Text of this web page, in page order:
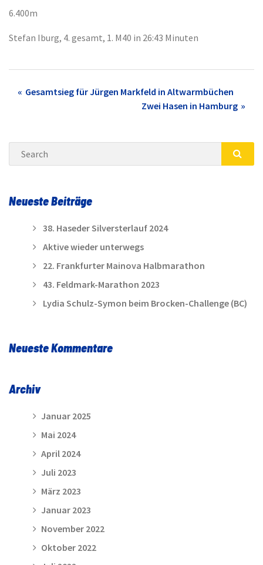
6.400m
Stefan Iburg, 4. gesamt, 1. M40 in 26:43 Minuten
Post
Gesamtsieg für Jürgen Markfeld in Altwarmbüchen
Zwei Hasen in Hamburg
Search
Neueste Beiträge
38. Haseder Silversterlauf 2024
Aktive wieder unterwegs
22. Frankfurter Mainova Halbmarathon
43. Feldmark-Marathon 2023
Lydia Schulz-Symon beim Brocken-Challenge (BC)
Neueste Kommentare
Archiv
Januar 2025
Mai 2024
April 2024
Juli 2023
März 2023
Januar 2023
November 2022
Oktober 2022